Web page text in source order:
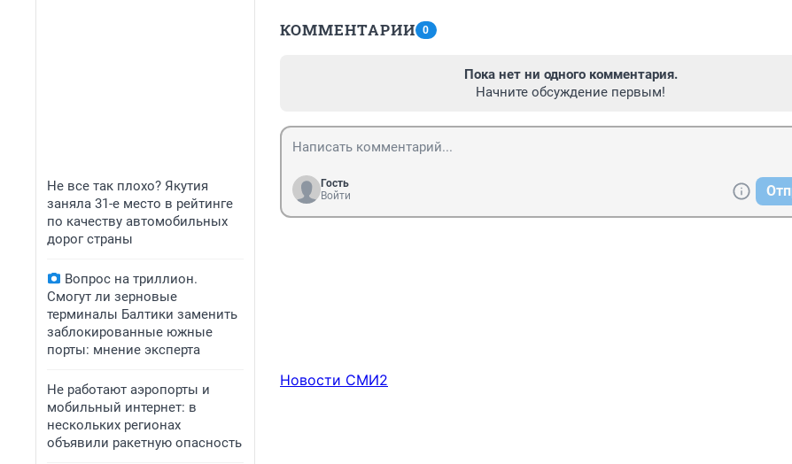
Не все так плохо? Якутия
заняла 31-е место в рейтинге
по качеству автомобильных
дорог страны
Вопрос на триллион.
Смогут ли зерновые
терминалы Балтики заменить
заблокированные южные
порты: мнение эксперта
Не работают аэропорты и
мобильный интернет: в
нескольких регионах
объявили ракетную опасность
КОММЕНТАРИИ 0
Пока нет ни одного комментария.
Начните обсуждение первым!
Гость
Войти
Новости СМИ2